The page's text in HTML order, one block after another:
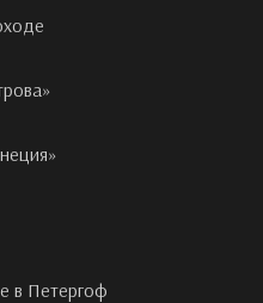
в Петергоф